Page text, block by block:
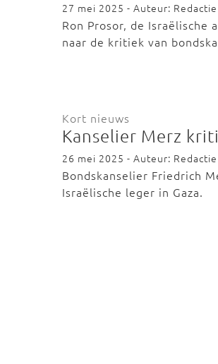
27 mei 2025 - Auteur:
Ron Prosor, de Israëlische
naar de kritiek van
Kort nieuws
Kanselier Merz
26 mei 2025 - Auteur:
Bondskanselier Friedrich
Israëlische leger in Gaza.